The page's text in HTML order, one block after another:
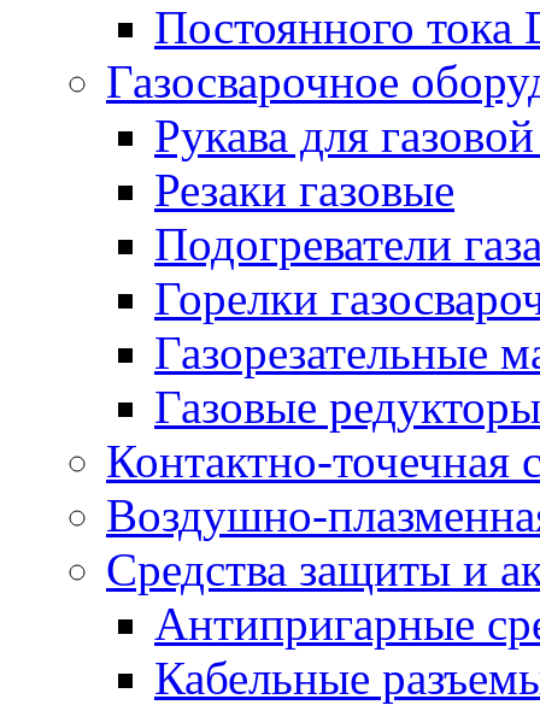
Постоянного тока
Газосварочное
Рукава для
Резаки газовые
Подогреватели
Горелки
Газорезательные
Газовые редукторы
Контактно-точечная
Воздушно-
Средства защиты и
Антипригарные
Кабельные